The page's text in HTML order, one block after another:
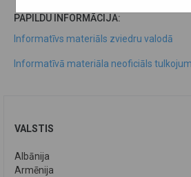
PAPILDU INFORMĀCIJA:
Informatīvs materiāls zviedru valodā
Informatīvā materiāla neoficiāls
VALSTIS
Albānija
Armēnija